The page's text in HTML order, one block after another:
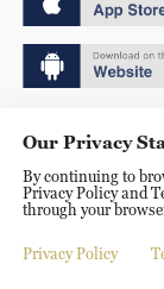
京ICP备20000184号
京公网安备
Disinformation
Our Privacy
By continuing to
Privacy Policy and
through your
Privacy Policy